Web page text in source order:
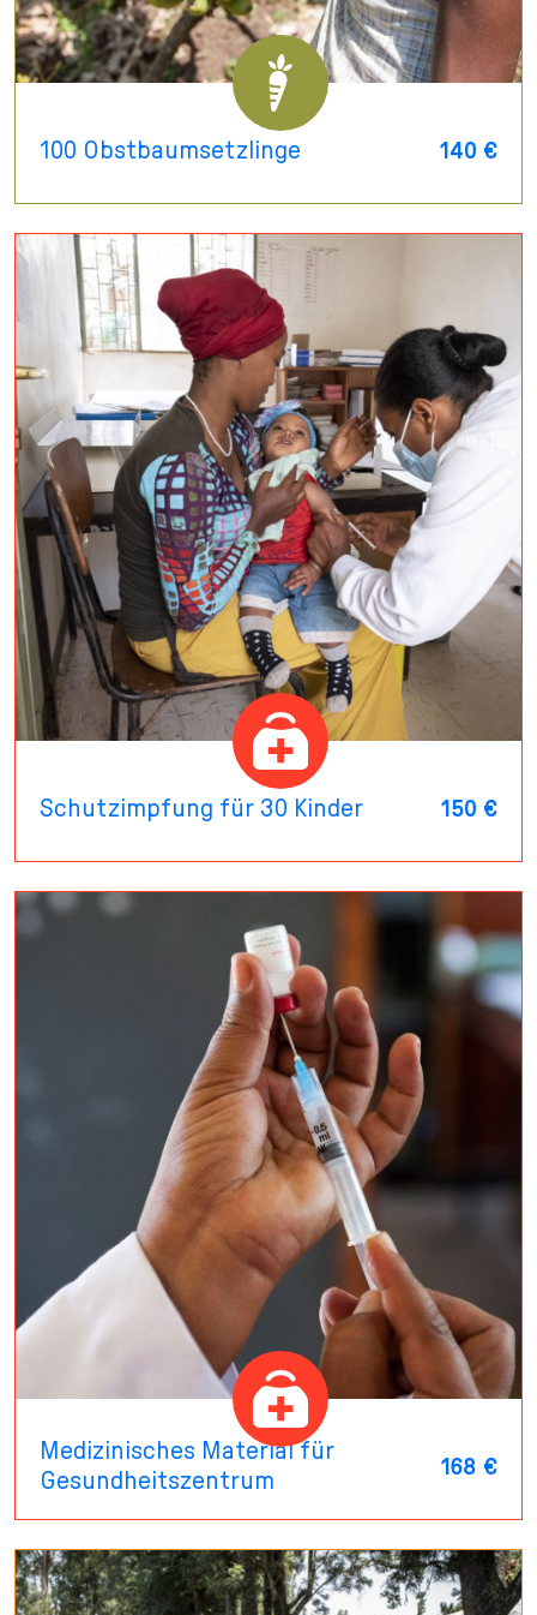
100 Obstbaumsetzlinge 140 €
Schutzimpfung für 30 Kinder 150 €
Medizinisches Material für
Gesundheitszentrum
168 €